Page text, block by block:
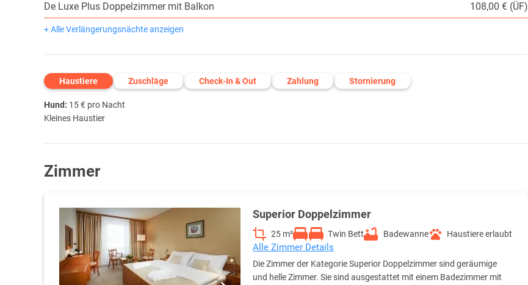
De Luxe Plus Doppelzimmer mit Balkon
108,00 € (ÜF)
+ Alle Verlängerungsnächte anzeigen
Haustiere Zuschläge Check-In & Out Zahlung Stornierung
Hund: 15 € pro Nacht
Kleines Haustier
Zimmer
Superior Doppelzimmer
25 m² Twin Bett Badewanne Haustiere erlaubt
Alle Zimmer Details
Die Zimmer der Kategorie Superior Doppelzimmer sind geräumige
und helle Zimmer. Sie sind ausgestattet mit einem Badezimmer mit